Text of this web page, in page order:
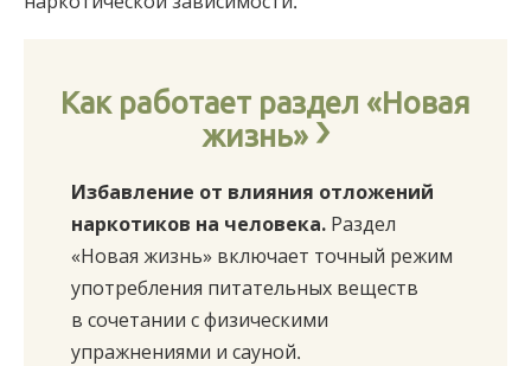
Как работает раздел «Новая
жизнь»
Избавление от влияния отложений
наркотиков на человека. Раздел
«Новая жизнь» включает точный режим
употребления питательных веществ
в сочетании с физическими
упражнениями и сауной.